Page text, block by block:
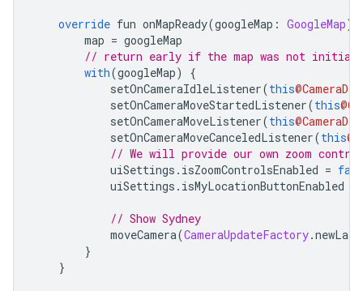
override fun onMapReady(googleMap : GoogleMap)
map = googleMap
// return early if the map was not
with(googleMap)
{
setOnCameraIdleListener(this
setOnCameraMoveStartedListener(this
setOnCameraMoveListener(this
setOnCameraMoveCanceledListener(this
// We will provide our own zoom
uiSettings . isZoomControlsEnabled =
uiSettings . isMyLocationButtonEnabled
// Show Sydney
moveCamera(CameraUpdateFactory.
}
}